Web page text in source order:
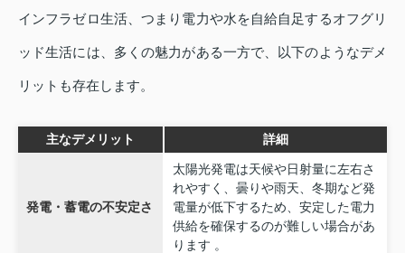
インフラゼロ生活、つまり電力や水を自給自足するオフグリ
ッド生活には、多くの魅力がある一方で、以下のようなデメ
リットも存在します。
主なデメリット 詳細
発電・蓄電の不安定さ
太陽光発電は天候や日射量に左右さ
れやすく、曇りや雨天、冬期など発
電量が低下するため、安定した電力
供給を確保するのが難しい場合があ
ります 。